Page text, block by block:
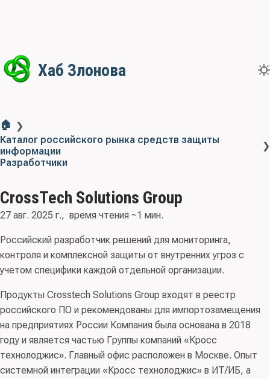
Хаб Злонова
🏠 ❯
Каталог российского рынка средств защиты
информации
❯
Разработчики
CrossTech Solutions Group
27 авг. 2025 г. время чтения ~1 мин.
Российский разработчик решений для мониторинга,
контроля и комплексной защиты от внутренних угроз с
учетом специфики каждой отдельной организации.
Продукты Crosstech Solutions Group входят в реестр
российского ПО и рекомендованы для импортозамещения
на предприятиях России Компания была основана в 2018
году и является частью Группы компаний «Кросс
технолоджис». Главный офис расположен в Москве. Опыт
системной интеграции «Кросс технолоджис» в ИТ/ИБ, а